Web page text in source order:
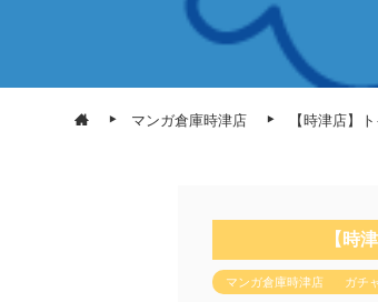
マンガ倉庫時津店 【時津店】
【時
マンガ倉庫時津店 ガチャ